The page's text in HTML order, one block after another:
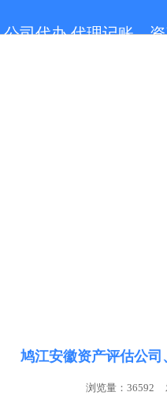
公司代办,代理记账，
网站首页
鸠江安徽资产评估公
浏览量：36592